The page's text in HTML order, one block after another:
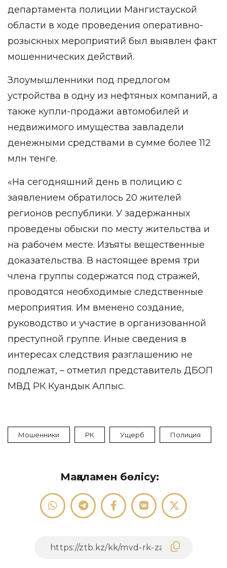
департамента полиции Мангистауской
области в ходе проведения оперативно-
розыскных мероприятий был выявлен факт
мошеннических действий.
Злоумышленники под предлогом
устройства в одну из нефтяных компаний, а
также купли-продажи автомобилей и
недвижимого имущества завладели
денежными средствами в сумме более 112
млн тенге.
«На сегодняшний день в полицию с
заявлением обратилось 20 жителей
регионов республики. У задержанных
проведены обыски по месту жительства и
на рабочем месте. Изъяты вещественные
доказательства. В настоящее время три
члена группы содержатся под стражей,
проводятся необходимые следственные
мероприятия. Им вменено создание,
руководство и участие в организованной
преступной группе. Иные сведения в
интересах следствия разглашению не
подлежат, – отметил представитель ДБОП
МВД РК Куандык Алпыс.
Мошенники РК Ущерб Полиция
Мақаламен бөлісу: